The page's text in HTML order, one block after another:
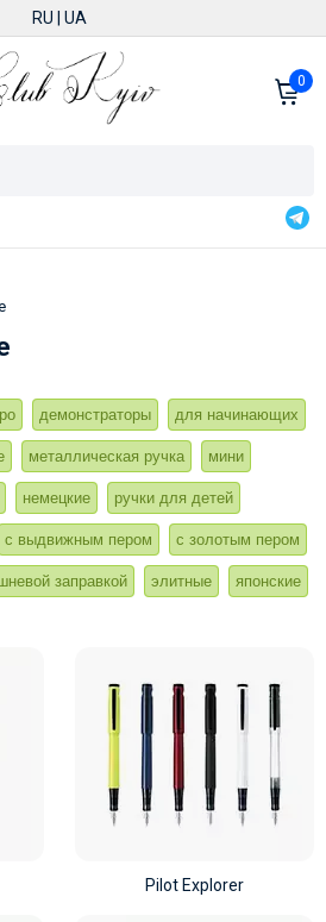
RU UA
0
демонстраторы для начинающих
металлическая ручка мини
немецкие ручки для детей
с выдвижным пером с золотым пером
заправкой элитные японские
Pilot Explorer